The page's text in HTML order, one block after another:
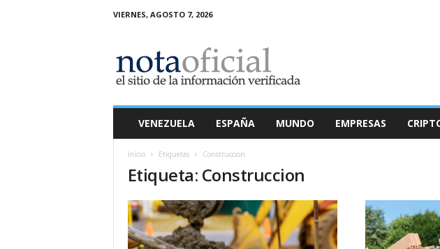
VIERNES, AGOSTO 7, 2026
a
O
VENEZUELA ESPAÑA MUNDO EMPRESAS
Inicio Etiquetas Construccion
Etiqueta: Construccion